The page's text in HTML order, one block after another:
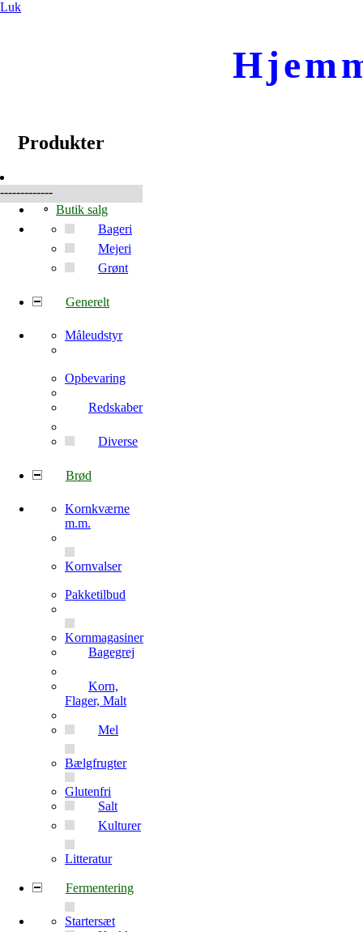
Luk
Produkter
-------------
Butik salg
Bageri
Mejeri
Grønt
Generelt
Måleudstyr
Opbevaring
Redskaber
Diverse
Brød
Kornkværne
m.m.
Kornvalser
Pakketilbud
Kornmagasiner
Bagegrej
Korn,
Flager, Malt
Mel
Bælgfrugter
Glutenfri
Salt
Kulturer
Litteratur
Fermentering
Startersæt